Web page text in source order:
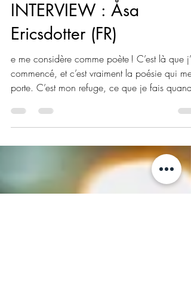
Interview
INTERVIEW : Åsa
Ericsdotter (FR)
e me considère comme poète ! C’est là que
porte. C’est mon refuge, ce que je fais quand
je suis triste, c’est ma vérité.